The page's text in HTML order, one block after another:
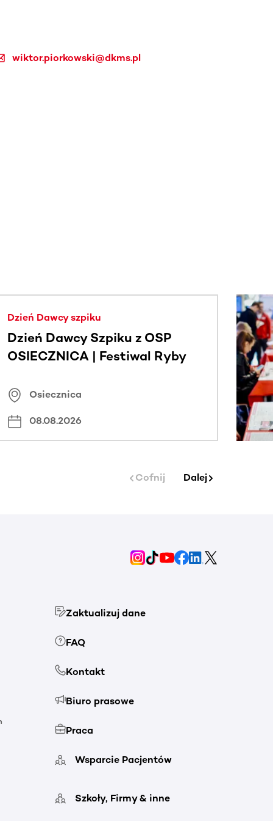
wiktor.piorkowski@dkms.pl
Dzień Dawcy szpiku
Dzień Dawcy Szpiku z OSP
OSIECZNICA | Festiwal Ryby
Osiecznica
08.08.2026
Cofnij Dalej
Zaktualizuj dane
FAQ
Kontakt
Biuro prasowe
Praca
Wsparcie Pacjentów
Szkoły, Firmy & inne